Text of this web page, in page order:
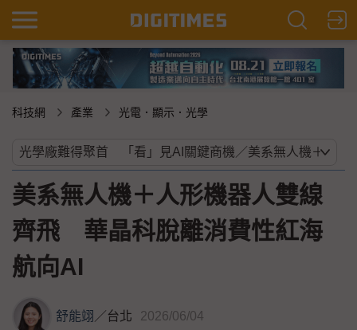
科技網 產業 光電．顯示．光學
美系無人機＋人形機器人雙線
齊飛 華晶科脫離消費性紅海
航向AI
舒能翊 ／台北 2026/06/04